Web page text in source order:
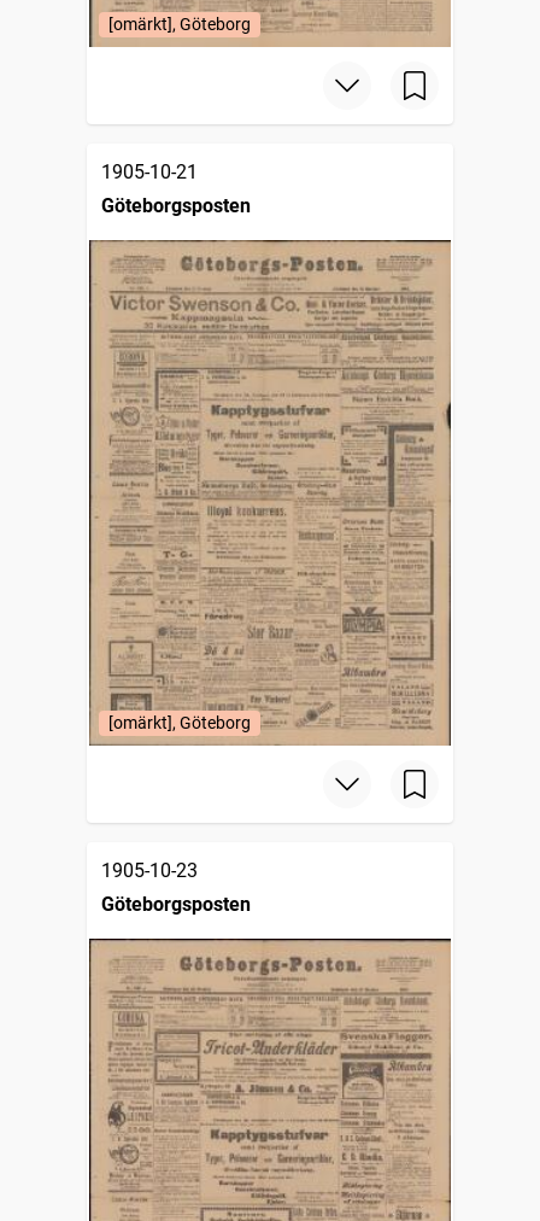
[omärkt], Göteborg
1905-10-21
Göteborgsposten
[omärkt], Göteborg
1905-10-23
Göteborgsposten